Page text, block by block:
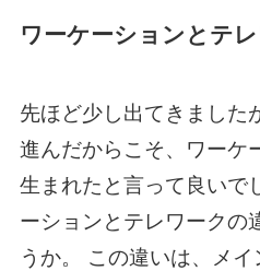
ワーケーションとテ
先ほど少し出てきました
進んだからこそ、ワーケ
生まれたと言って良いで
ーションとテレワークの
うか。 この違いは、メ